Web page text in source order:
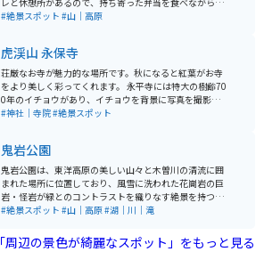
麗な桜を見て楽しむ事ができます。また、敷地内には約4
#絶景スポット #山｜高原
虎渓山 永保寺
荘厳なお寺が魅力的な場所です。秋になると紅葉がお寺
をより美しく彩ってくれます。 永平寺には特大の樹齢70
0年のイチョウがあり、イチョウを背景に写真を撮影す
ると迫力があります。名古屋から近いので、観光客はそ
#神社｜寺院#絶景スポット
鬼岩公園
鬼岩公園は、東洋高原の美しい山々と木曽川の清流に囲
まれた場所に位置しており、風雪に洗われた花崗岩の巨
岩・怪岩が緑とのコントラストを織りなす絶景を持つ飛
騨木曽川国定公園の一部です。巨大な岩と滝の風景は絶
きる道を歩けます。 四季折々の自然美が楽しめ、特に春
の桜や秋の紅葉は見どころ。鬼岩という名前は約800年
#絶景スポット #山｜高原#湖｜川｜滝
「周辺の景色が綺麗なスポット」をもっと見る